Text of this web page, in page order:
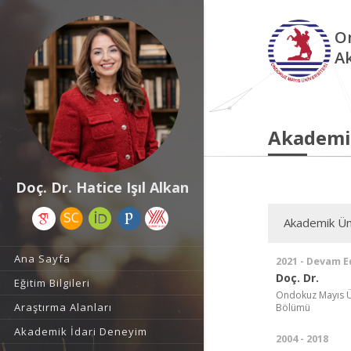
Doç. Dr. Hatice Işıl Alkan
Ana Sayfa
Eğitim Bilgileri
Araştırma Alanları
Akademik İdari Deneyim
Akademik
2021 - Devam
Doç. Dr.
Ondokuz Mayıs
Bölümü
2004 - 2018